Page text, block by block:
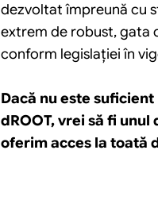
dezvoltat împreună cu
extrem de robust, gata
conform legislaţiei în
Dacă nu este
dROOT, vrei să fi
oferim acces la toată